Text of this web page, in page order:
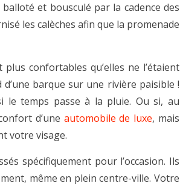
et bousculé par la cadence des
les calèches afin que la promenade
confortables qu’elles ne l’étaient
barque sur une rivière paisible !
le temps passe à la pluie. Ou si, au
d’une automobile de luxe, mais
votre visage.
spécifiquement pour l’occasion. Ils
même en plein centre-ville. Votre